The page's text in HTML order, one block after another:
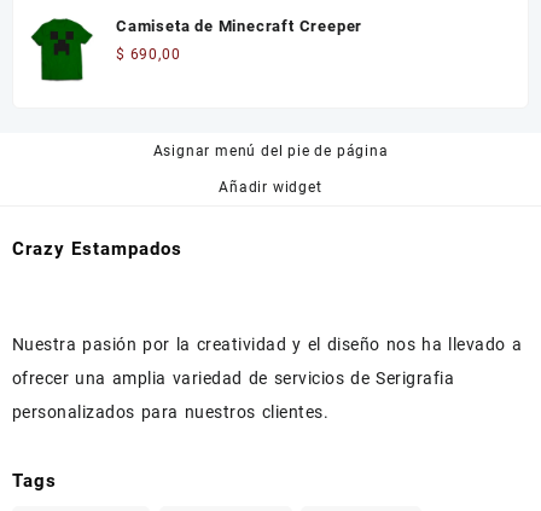
Camiseta de Minecraft Creeper
$ 690,00
Asignar menú del pie de página
Añadir widget
Crazy Estampados
Nuestra pasión por la creatividad y el diseño nos ha llevado a
ofrecer una amplia variedad de servicios de Serigrafia
personalizados para nuestros clientes.
Tags